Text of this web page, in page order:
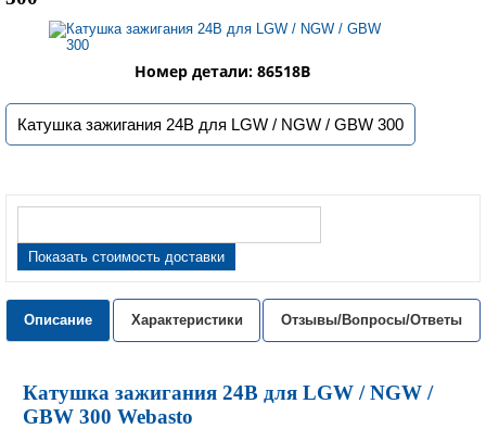
Номер детали: 86518B
Катушка зажигания 24В для LGW / NGW / GBW 300
Показать стоимость доставки
Описание Характеристики Отзывы/Вопросы/Ответы
Катушка зажигания 24В для LGW / NGW /
GBW 300 Webasto